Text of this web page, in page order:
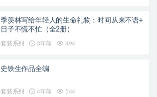
季羡林写给年轻人的生命礼物：时间从来不语+
日子不慌不忙（全2册）
套装系列 3年前 494
史铁生作品全编
套装系列 4年前 544